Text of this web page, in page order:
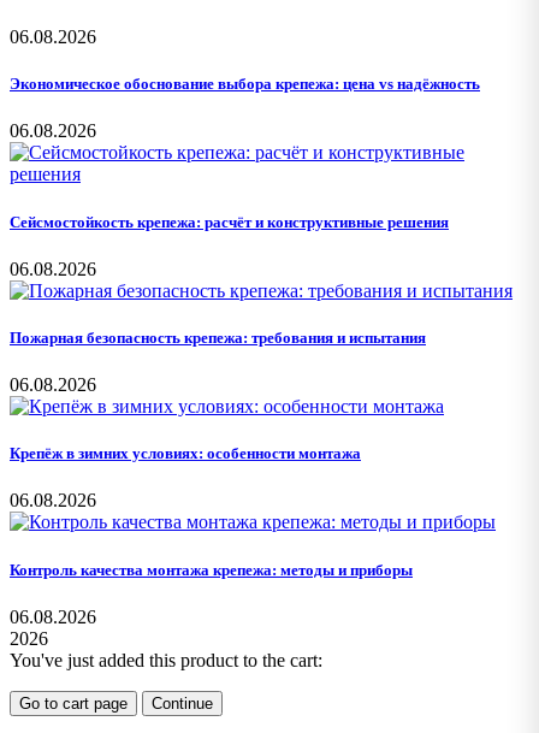
06.08.2026
Экономическое обоснование выбора крепежа: цена vs надёжность
06.08.2026
Сейсмостойкость крепежа: расчёт и конструктивные решения
06.08.2026
Пожарная безопасность крепежа: требования и испытания
06.08.2026
Крепёж в зимних условиях: особенности монтажа
06.08.2026
Контроль качества монтажа крепежа: методы и приборы
06.08.2026
2026
You've just added this product to the cart:
Go to cart page Continue